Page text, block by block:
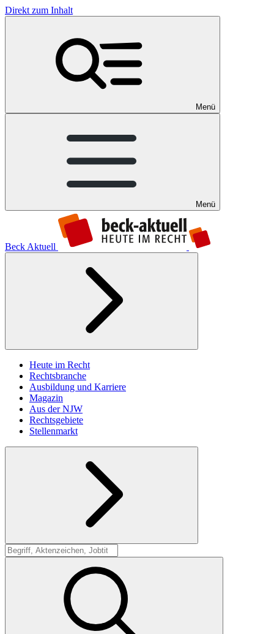
Direkt zum Inhalt
Menü
Menü
Beck Aktuell
Heute im Recht
Rechtsbranche
Ausbildung und Karriere
Magazin
Aus der NJW
Rechtsgebiete
Stellenmarkt
Suche